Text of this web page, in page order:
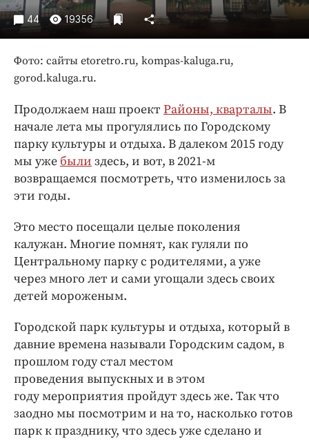
Экономика и бизнес
ПРОЕКТЫ
Блоги
Издания
Интересное чтиво
Клиника года
Бренд года
Работодатель года
44 19356
Фото: сайты etoretro.ru, kompas-kaluga.ru,
gorod.kaluga.ru.
Продолжаем наш проект Районы, кварталы. В
начале лета мы прогулялись по Городскому
парку культуры и отдыха. В далеком 2015 году
мы уже были здесь, и вот, в 2021-м
возвращаемся посмотреть, что изменилось за
эти годы.
Это место посещали целые поколения
калужан. Многие помнят, как гуляли по
Центральному парку с родителями, а уже
через много лет и сами угощали здесь своих
детей мороженым.
Городской парк культуры и отдыха, который в
давние времена называли Городским садом, в
прошлом году стал местом
проведения выпускных и в этом
году мероприятия пройдут здесь же. Так что
заодно мы посмотрим и на то, насколько готов
парк к празднику, что здесь уже сделано и